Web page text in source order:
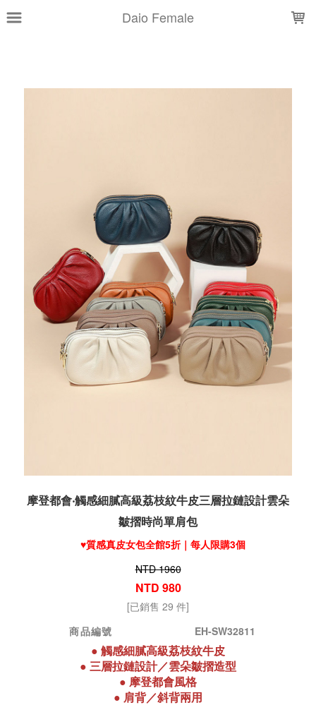
Daio Female
摩登都會‧觸感細膩高級荔枝紋牛皮三層拉鏈設計雲朵
皺摺時尚單肩包
♥️質感真皮女包全館5折｜每人限購3個
NTD 1960
NTD 980
[已銷售 29 件]
商品編號
EH-SW32811
● 觸感細膩高級荔枝紋牛皮
● 三層拉鏈設計／雲朵皺摺造型
● 摩登都會風格
● 肩背／斜背兩用